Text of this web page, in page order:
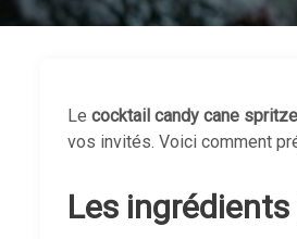
Le cocktail candy cane
vos invités. Voici comment
Les